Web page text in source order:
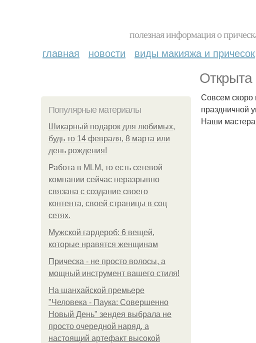
полезная информация о
главная новости виды макияжа и причесок
Открыта
Популярные материалы
Шикарный подарок для любимых,
будь то 14 февраля, 8 марта или
день рождения!
Работа в MLM, то есть сетевой
компании сейчас неразрывно
связана с создание своего
контента, своей страницы в соц
сетях.
Мужской гардероб: 6 вещей,
которые нравятся женщинам
Прическа - не просто волосы, а
мощный инструмент вашего стиля!
На шанхайской премьере
"Человека - Паука: Совершенно
Новый День" зендея выбрала не
просто очередной наряд, а
настоящий артефакт высокой
Совсем скоро
праздничной
Наши